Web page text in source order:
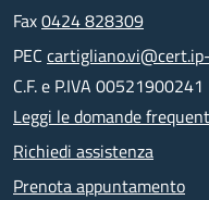
Fax0424 828309
PEC
C.F. e P.IVA 00521900241
Leggi le domande
Richiedi assistenza
Prenota appuntamento